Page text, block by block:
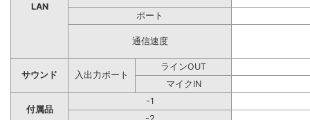
LAN
ポート
通信速度
サウンド 入出力ポート
ラインOUT
マイクIN
付属品
-1